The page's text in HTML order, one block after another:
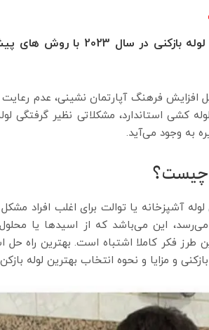
خدمات لوله بازکنی در
افزایش فرهنگ آپارتمان نشینی، عدم
کشی استاندارد، مشکلاتی نظیر گرفتگی
به وجود می‌آید.
چیست؟
آشپزخانه یا توالت برای اغلب افراد
این می‌باشد که از اسیدها یا
طرز فکر کاملا اشتباه است. بهترین راه حل
و مزایا و نحوه انتخاب بهترین لوله